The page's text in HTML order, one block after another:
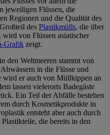
jeweiligen Flüssen, die
Regionen und die Qualität des
des Plastikmülls, die über
wird von Flüssen asiatischer
Grafik zeigt.
den Weltmeeren stammt von
in die Flüsse und
wird er auch von Müllkippen an
lassen vielerorts Badegäste
Ein Teil der Abfälle bestehen
durch Kosmetikprodukte in
entsteht aber auch durch
die bereits in den